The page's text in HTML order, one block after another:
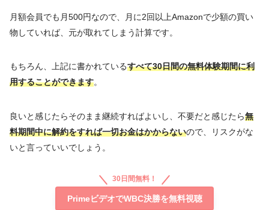
月額会員でも月500円なので、月に2回以上Amazonで少額の買い
物していれば、元が取れてしまう計算です。
もちろん、上記に書かれているすべて30日間の無料体験期間に利
用することができます。
良いと感じたらそのまま継続すればよいし、不要だと感じたら無
料期間中に解約をすれば一切お金はかからないので、リスクがな
いと言っていいでしょう。
30日間無料！
PrimeビデオでWBC決勝を無料視聴